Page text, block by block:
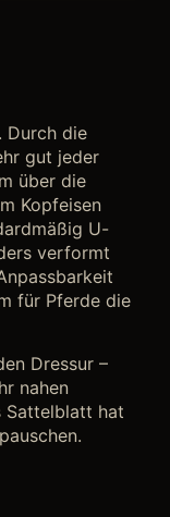
Durch die
gut jeder
über die
Kopfeisen
U-
verformt
für Pferde die
Dressur –
nahen
Sattelblatt hat